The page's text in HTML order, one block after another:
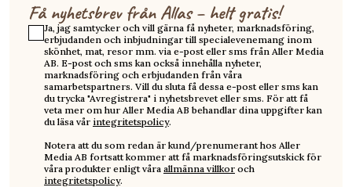
Få nyhetsbrev från Allas – helt gratis!
Ja, jag samtycker och vill gärna få nyheter, marknadsföring,
erbjudanden och inbjudningar till specialevenemang inom
skönhet, mat, resor mm. via e-post eller sms från Aller Media
AB. E-post och sms kan också innehålla nyheter,
marknadsföring och erbjudanden från våra
samarbetspartners. Vill du sluta få dessa e-post eller sms kan
du trycka "Avregistrera" i nyhetsbrevet eller sms. För att få
veta mer om hur Aller Media AB behandlar dina uppgifter kan
du läsa vår integritetspolicy.
Notera att du som redan är kund/prenumerant hos Aller
Media AB fortsatt kommer att få marknadsföringsutskick för
våra produkter enligt våra allmänna villkor och
integritetspolicy.